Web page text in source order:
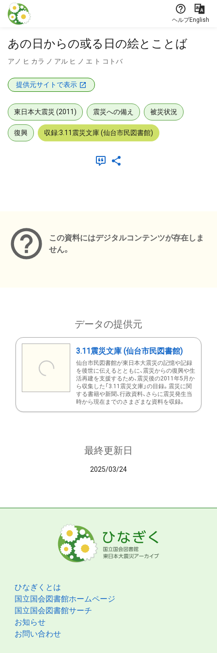
本文に飛ぶ
ヘルプEnglish
あの日からの或る日の絵とことば
アノ ヒ カラ ノ アル ヒ ノ エ ト コトバ
提供元サイトで表示
東日本大震災 (2011) 震災への備え 被災状況
復興 収録:3.11震災文庫 (仙台市民図書館)
この資料にはデジタルコンテンツが存在しま
せん。
データの提供元
3.11震災文庫 (仙台市民図書館)
仙台市民図書館が東日本大震災の記憶や記録
を後世に伝えるとともに、震災からの復興や生
活再建を支援するため、震災後の2011年5月か
ら収集した「3.11震災文庫」の目録。震災に関
する書籍や新聞、行政資料、さらに震災発生当
時から現在までのさまざまな資料を収録。
最終更新日
2025/03/24
ひなぎくとは
国立国会図書館ホームページ
国立国会図書館サーチ
お知らせ
お問い合わせ